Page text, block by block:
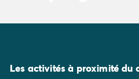
Les activités à proximité du